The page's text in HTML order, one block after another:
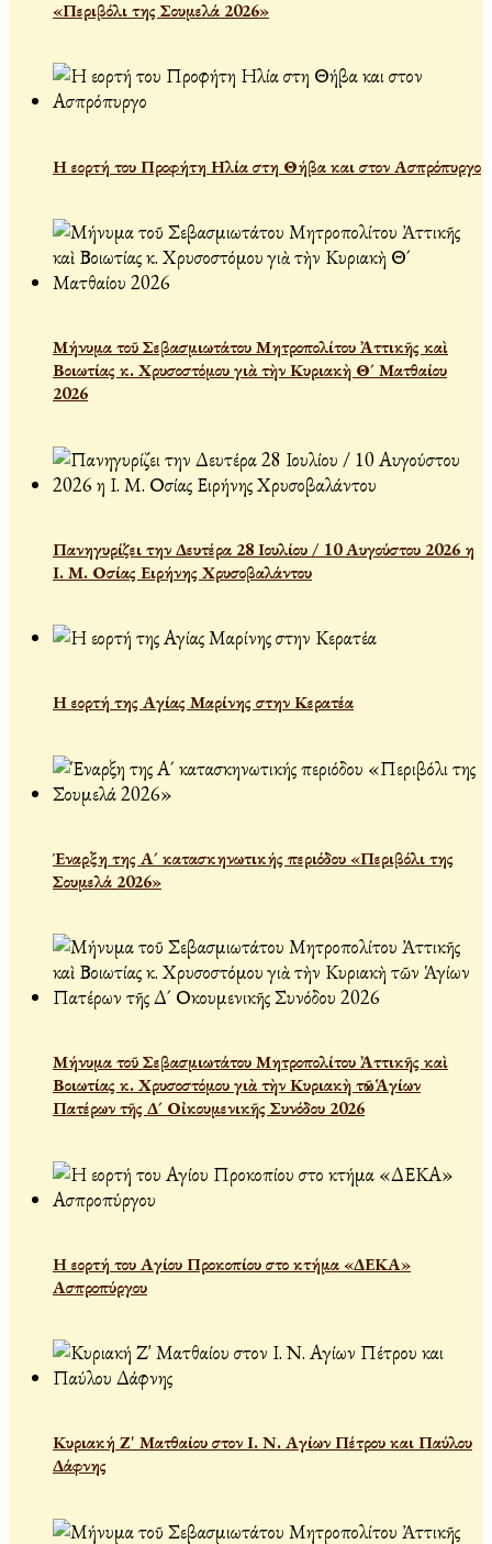
«Περιβόλι της Σουμελά 2026»
Η εορτή του Προφήτη Ηλία στη Θήβα και στον Ασπρόπυργο
Μήνυμα τοῦ Σεβασμιωτάτου Μητροπολίτου Ἀττικῆς καὶ
Βοιωτίας κ. Χρυσοστόμου γιὰ τὴν Κυριακὴ Θ´ Ματθαίου
2026
Πανηγυρίζει την Δευτέρα 28 Ιουλίου / 10 Αυγούστου 2026 η
Ι. Μ. Οσίας Ειρήνης Χρυσοβαλάντου
Η εορτή της Αγίας Μαρίνης στην Κερατέα
Έναρξη της Α´ κατασκηνωτικής περιόδου «Περιβόλι της
Σουμελά 2026»
Μήνυμα τοῦ Σεβασμιωτάτου Μητροπολίτου Ἀττικῆς καὶ
Βοιωτίας κ. Χρυσοστόμου γιὰ τὴν Κυριακὴ τῶν Ἁγίων
Πατέρων τῆς Δ´ Οἰκουμενικῆς Συνόδου 2026
Η εορτή του Αγίου Προκοπίου στο κτήμα «ΔΕΚΑ»
Ασπροπύργου
Κυριακή Ζ' Ματθαίου στον Ι. Ν. Αγίων Πέτρου και Παύλου
Δάφνης